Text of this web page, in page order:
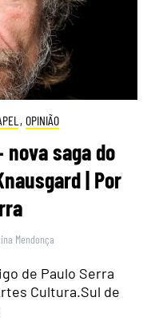
, OPINIÃO
nova saga do
| Por
Mendonça
de Paulo Serra
Cultura.Sul de